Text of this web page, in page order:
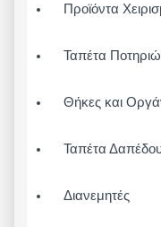
Προϊόντα
Ταπέτα
Θήκες και
Ταπέτα
Διανεμητές